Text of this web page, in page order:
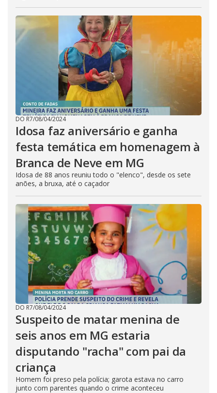
DO R7/08/04/2024
Idosa faz aniversário e ganha
festa temática em homenagem à
Branca de Neve em MG
Idosa de 88 anos reuniu todo o "elenco", desde os sete
anões, a bruxa, até o caçador
DO R7/08/04/2024
Suspeito de matar menina de
seis anos em MG estaria
disputando "racha" com pai da
criança
Homem foi preso pela polícia; garota estava no carro
junto com parentes quando o crime aconteceu